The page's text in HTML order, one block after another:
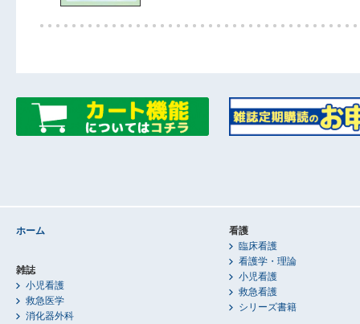
ホーム
雑誌
小児看護
救急医学
消化器外科
看護
臨床看護
看護学・理論
小児看護
救急看護
シリーズ書籍